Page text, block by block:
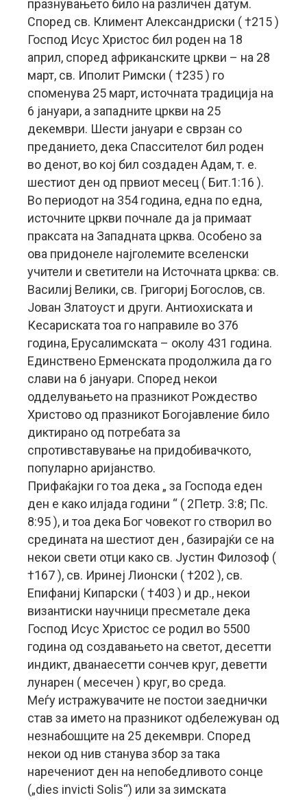
празнувањето било на различен датум.
Според св. Климент Александриски ( †215 )
Господ Исус Христос бил роден на 18
април, според африканските цркви – на 28
март, св. Иполит Римски ( †235 ) го
споменува 25 март, источната традиција на
6 јануари, а западните цркви на 25
декември. Шести јануари е сврзан со
преданието, дека Спассителот бил роден
во денот, во кој бил создаден Адам, т. е.
шестиот ден од првиот месец ( Бит.1:16 ).
Во периодот на 354 година, една по една,
источните цркви почнале да ја примаат
праксата на Западната црква. Особено за
ова придонеле најголемите вселенски
учители и светители на Источната црква: св.
Василиј Велики, св. Григориј Богослов, св.
Јован Златоуст и други. Антиохиската и
Кесариската тоа го направиле во 376
година, Ерусалимската – околу 431 година.
Единствено Ерменската продолжила да го
слави на 6 јануари. Според некои
одделувањето на празникот Рождество
Христово од празникот Богојавление било
диктирано од потребата за
спротивставување на придобивачкото,
популарно аријанство.
Прифаќајки го тоа дека „ за Господа еден
ден е како илјада години “ ( 2Петр. 3:8; Пс.
8:95 ), и тоа дека Бог човекот го створил во
средината на шестиот ден , базирајќи се на
некои свети отци како св. Јустин Филозоф (
†167 ), св. Иринеј Лионски ( †202 ), св.
Епифаниј Кипарски ( †403 ) и др., некои
византиски научници пресметале дека
Господ Исус Христос се родил во 5500
година од создавањето на светот, десетти
индикт, дванаесетти сончев круг, деветти
лунарен ( месечен ) круг, во среда.
Меѓу истражувачите не постои заеднички
став за името на празникот одбележуван од
незнабошците на 25 декември. Според
некои од нив станува збор за така
наречениот ден на непобедливото сонце
(„dies invicti Solis“) или за зимската